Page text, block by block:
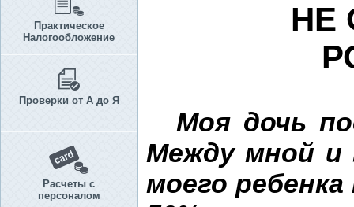
Практическое
Налогообложение
Проверки от А до Я
Расчеты с
персоналом
НЕ
Моя дочь
Между мной и
моего